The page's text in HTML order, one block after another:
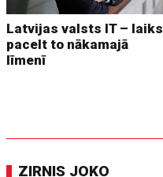
Latvijas valsts IT – laiks
pacelt to nākamajā
līmenī
ZIRNIS JOKO